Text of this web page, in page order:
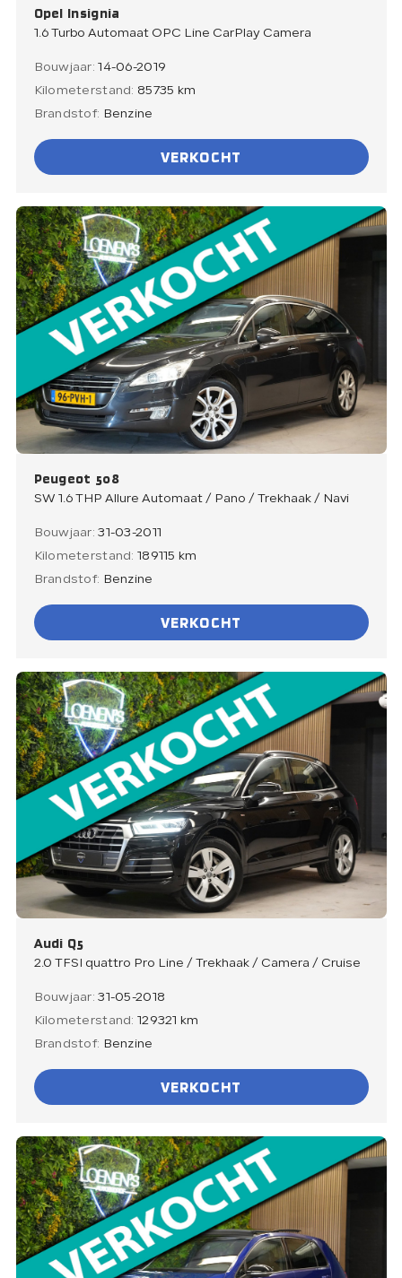
Opel Insignia
1.6 Turbo Automaat OPC Line CarPlay Camera
Bouwjaar:14-06-2019
Kilometerstand: 85735 km
Brandstof: Benzine
VERKOCHT
Peugeot 508
SW 1.6 THP Allure Automaat / Pano / Trekhaak / Navi
Bouwjaar:31-03-2011
Kilometerstand: 189115 km
Brandstof: Benzine
VERKOCHT
Audi Q5
2.0 TFSI quattro Pro Line / Trekhaak / Camera / Cruise
Bouwjaar:31-05-2018
Kilometerstand: 129321 km
Brandstof: Benzine
VERKOCHT